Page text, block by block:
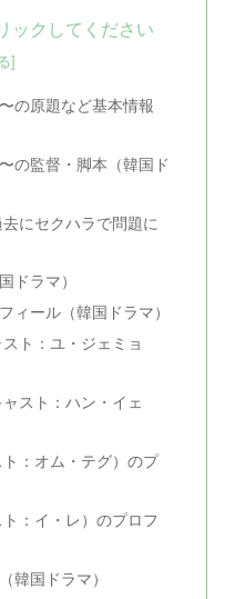
ックしてください
の原題など基本情報
の監督・脚本（韓国ド
にセクハラで問題に
ドラマ）
ィール（韓国ドラマ）
ト：ユ・ジェミョ
スト：ハン・イェ
：オム・テグ）のプ
：イ・レ）のプロフ
韓国ドラマ）